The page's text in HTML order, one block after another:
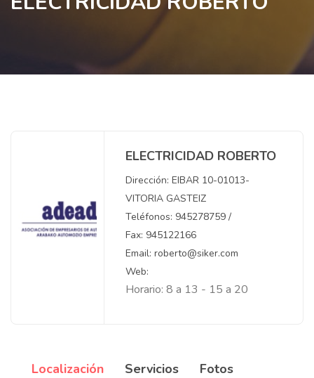
ELECTRICIDAD ROBERTO
Dirección: EIBAR 10-01013-
VITORIA GASTEIZ
Teléfonos: 945278759 /
Fax: 945122166
Email: roberto@siker.com
Web:
Horario: 8 a 13 - 15 a 20
Localización Servicios Fotos